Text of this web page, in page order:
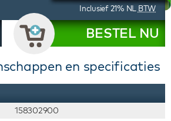
Inclusief 21% NL BTW
BESTEL NU
en specificaties
158302900